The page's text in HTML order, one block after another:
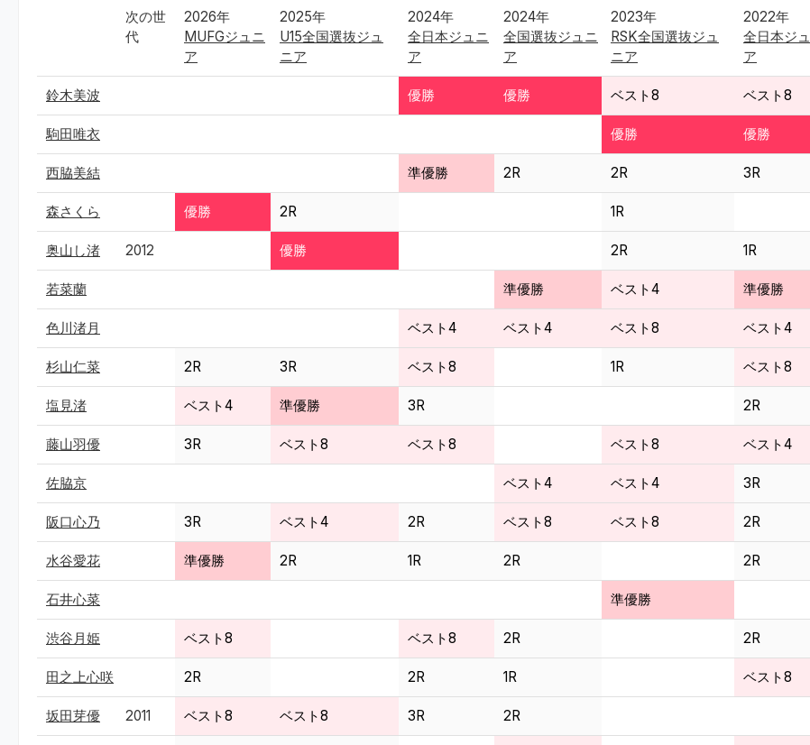
次の世
代
2026年
MUFGジュニ
ア
2025年
U15全国選抜ジュ
ニア
2024年
全日本ジュニ
ア
2024年
全国選抜ジュニ
ア
2023年
RSK全国選抜ジュ
ニア
2022年
全日本ジ
ア
鈴木美波 優勝 優勝 ベスト8 ベスト8
駒田唯衣 優勝 優勝
西脇美結 準優勝 2R 2R 3R
森さくら 優勝 2R 1R
奥山し渚 2012 優勝 2R 1R
若菜蘭 準優勝 ベスト4 準優勝
色川渚月 ベスト4 ベスト4 ベスト8 ベスト4
杉山仁菜 2R 3R ベスト8 1R ベスト8
塩見渚 ベスト4 準優勝 3R 2R
藤山羽優 3R ベスト8 ベスト8 ベスト8 ベスト4
佐脇京 ベスト4 ベスト4 3R
阪口心乃 3R ベスト4 2R ベスト8 ベスト8 2R
水谷愛花 準優勝 2R 1R 2R 2R
石井心菜 準優勝
渋谷月姫 ベスト8 ベスト8 2R 2R
田之上心咲 2R 2R 1R ベスト8
坂田芽優 2011 ベスト8 ベスト8 3R 2R